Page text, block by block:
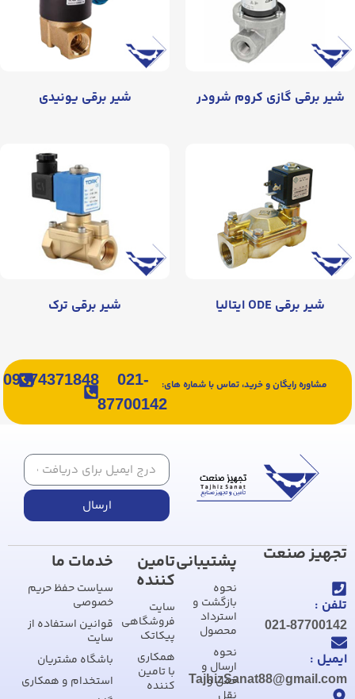
شیر برقی گازی کروم شرودر شیر برقی یونیدی
شیر برقی ODE ایتالیا شیر برقی ترک
مشاوره رایگان و خرید، تماس با شماره های:
021-
87700142
09374371848
ارسال
تجهیز صنعت
تلفن :
021-87700142
ایمیل :
TajhizSanat88@gmail.com
پشتیبانی
نحوه
بازگشت و
استرداد
محصول
نحوه
ارسال و
حمل و
تامین
کننده
سایت
فروشگاهی
پیکاتک
همکاری
با تامین
کننده
خدمات ما
سیاست حفظ حریم
خصوصی
قوانین استفاده از
سایت
باشگاه مشتریان
استخدام و همکاری